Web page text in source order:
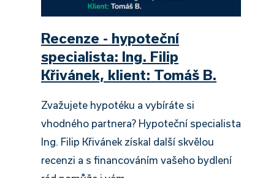
Recenze - hypoteční
specialista: Ing. Filip
Křivánek, klient: Tomáš B.
Zvažujete hypotéku a vybíráte si
vhodného partnera? Hypoteční specialista
Ing. Filip Křivánek získal další skvělou
recenzi a s financováním vašeho bydlení